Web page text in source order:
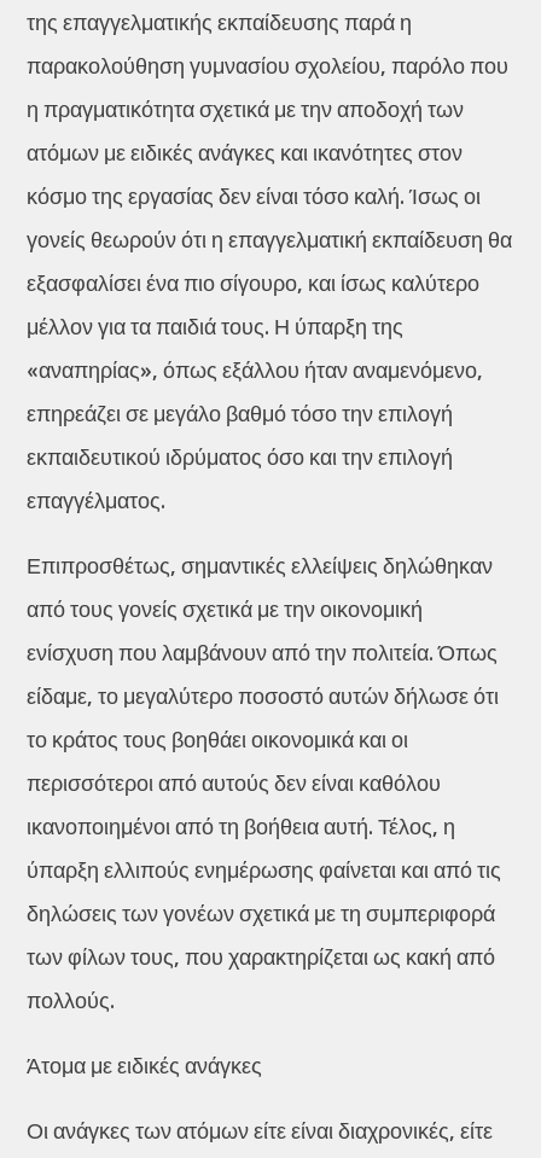
της επαγγελματικής εκπαίδευσης παρά η
παρακολούθηση γυμνασίου σχολείου, παρόλο που
η πραγματικότητα σχετικά με την αποδοχή των
ατόμων με ειδικές ανάγκες και ικανότητες στον
κόσμο της εργασίας δεν είναι τόσο καλή. Ίσως οι
γονείς θεωρούν ότι η επαγγελματική εκπαίδευση θα
εξασφαλίσει ένα πιο σίγουρο, και ίσως καλύτερο
μέλλον για τα παιδιά τους. Η ύπαρξη της
«αναπηρίας», όπως εξάλλου ήταν αναμενόμενο,
επηρεάζει σε μεγάλο βαθμό τόσο την επιλογή
εκπαιδευτικού ιδρύματος όσο και την επιλογή
επαγγέλματος.
Επιπροσθέτως, σημαντικές ελλείψεις δηλώθηκαν
από τους γονείς σχετικά με την οικονομική
ενίσχυση που λαμβάνουν από την πολιτεία. Όπως
είδαμε, το μεγαλύτερο ποσοστό αυτών δήλωσε ότι
το κράτος τους βοηθάει οικονομικά και οι
περισσότεροι από αυτούς δεν είναι καθόλου
ικανοποιημένοι από τη βοήθεια αυτή. Τέλος, η
ύπαρξη ελλιπούς ενημέρωσης φαίνεται και από τις
δηλώσεις των γονέων σχετικά με τη συμπεριφορά
των φίλων τους, που χαρακτηρίζεται ως κακή από
πολλούς.
Άτομα με ειδικές ανάγκες
Οι ανάγκες των ατόμων είτε είναι διαχρονικές, είτε